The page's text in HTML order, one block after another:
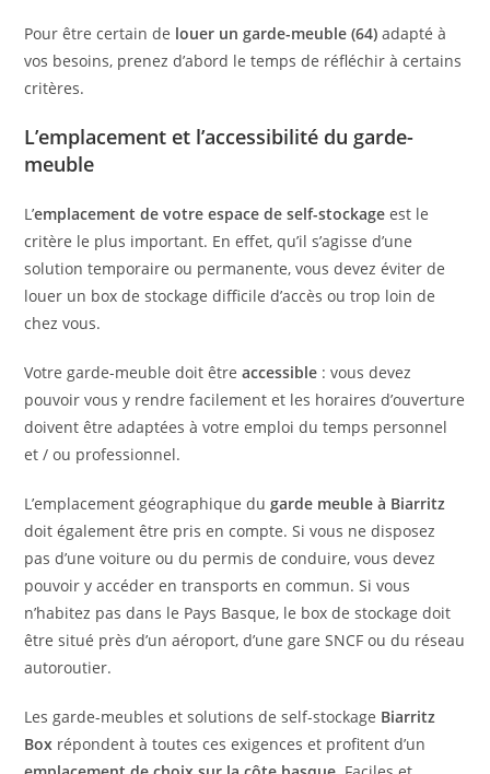
Pour être certain de louer un garde-meuble (64) adapté à
vos besoins, prenez d’abord le temps de réfléchir à certains
critères.
L’emplacement et l’accessibilité du garde-
meuble
L’emplacement de votre espace de self-stockage est le
critère le plus important. En effet, qu’il s’agisse d’une
solution temporaire ou permanente, vous devez éviter de
louer un box de stockage difficile d’accès ou trop loin de
chez vous.
Votre garde-meuble doit êtreaccessible : vous devez
pouvoir vous y rendre facilement et les horaires d’ouverture
doivent être adaptées à votre emploi du temps personnel
et / ou professionnel.
L’emplacement géographique dugarde meuble à Biarritz
doit également être pris en compte. Si vous ne disposez
pas d’une voiture ou du permis de conduire, vous devez
pouvoir y accéder en transports en commun. Si vous
n’habitez pas dans le Pays Basque, le box de stockage doit
être situé près d’un aéroport, d’une gare SNCF ou du réseau
autoroutier.
Les garde-meubles etsolutions de self-stockage Biarritz
Box répondent à toutes ces exigences et profitent d’un